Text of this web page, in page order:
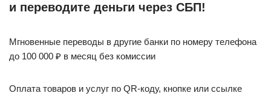
и переводите деньги через СБП!
Мгновенные переводы в другие банки по номеру телефона
до 100 000 ₽ в месяц без комиссии
Оплата товаров и услуг по QR-коду, кнопке или ссылке